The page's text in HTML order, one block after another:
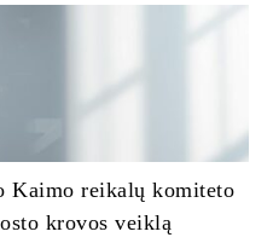
Kaimo reikalų komiteto
krovos veiklą